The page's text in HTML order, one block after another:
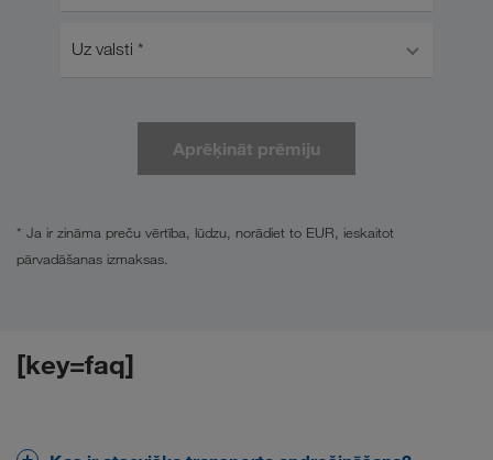
Uz valsti *
Aprēķināt prēmiju
* Ja ir zināma preču vērtība, lūdzu, norādiet to EUR, ieskaitot
pārvadāšanas izmaksas.
[key=faq]